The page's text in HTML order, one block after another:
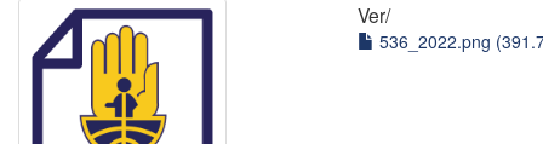
Ver/
536_2022.png